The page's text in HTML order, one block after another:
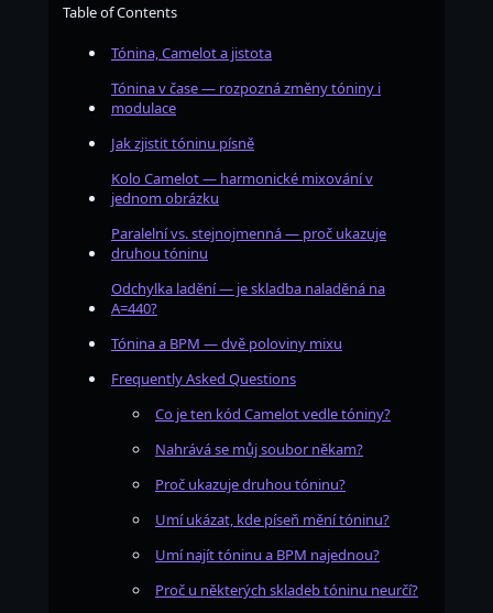
Table of Contents
Tónina, Camelot a jistota
Tónina v čase — rozpozná změny tóniny i
modulace
Jak zjistit tóninu písně
Kolo Camelot — harmonické mixování v
jednom obrázku
Paralelní vs. stejnojmenná — proč ukazuje
druhou tóninu
Odchylka ladění — je skladba naladěná na
A=440?
Tónina a BPM — dvě poloviny mixu
Frequently Asked Questions
Co je ten kód Camelot vedle tóniny?
Nahrává se můj soubor někam?
Proč ukazuje druhou tóninu?
Umí ukázat, kde píseň mění tóninu?
Umí najít tóninu a BPM najednou?
Proč u některých skladeb tóninu neurčí?